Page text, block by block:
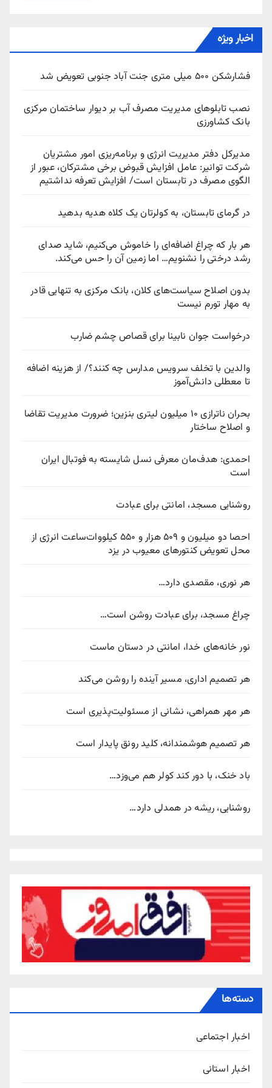
اخبار ویژه
فشارشکن ۵۰۰ میلی متری جنت آباد جنوبی تعویض شد
نصب تابلوهای مدیریت مصرف آب بر دیوار ساختمان مرکزی
بانک کشاورزی
مدیرکل دفتر مدیریت انرژی و برنامه‌ریزی امور مشتریان
شرکت توانیر: عامل افزایش قبوض برخی مشترکان، عبور از
الگوی مصرف در تابستان است/ افزایش تعرفه نداشتیم
در گرمای تابستان، به کولرتان یک کلاه هدیه بدهید
هر بار که چراغ اضافه‌ای را خاموش می‌کنیم، شاید صدای
رشد درختی را نشنویم… اما زمین آن را حس می‌کند.
بدون اصلاح سیاست‌های کلان، بانک مرکزی به تنهایی قادر
به مهار تورم نیست
درخواست جوان نابینا برای قصاص چشم ضارب
والدین با تخلف سرویس مدارس چه کنند؟/ از هزینه اضافه
تا معطلی دانش‌آموز
بحران ناترازی ۱۰ میلیون لیتری بنزین؛ ضرورت مدیریت تقاضا
و اصلاح ساختار
احمدی: هدف‌مان معرفی نسل شایسته به فوتبال ایران
است
روشنایی مسجد، امانتی برای عبادت
احصا دو میلیون و ۵۰۹ هزار و ۵۵۰ کیلووات‌ساعت انرژی از
محل تعویض کنتورهای معیوب در یزد
هر نوری، مقصدی دارد…
چراغ مسجد، برای عبادت روشن است…
نور خانه‌های خدا، امانتی در دستان ماست
هر تصمیم اداری، مسیر آینده را روشن می‌کند
هر مهر همراهی، نشانی از مسئولیت‌پذیری است
هر تصمیم هوشمندانه، کلید رونق پایدار است
باد خنک، با دور کند کولر هم می‌وزد…
روشنایی، ریشه در همدلی دارد…
دسته‌ها
اخبار اجتماعی
اخبار استانی